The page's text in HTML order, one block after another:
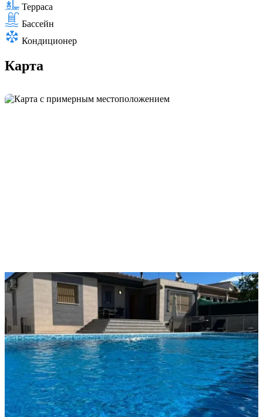
Терраса
Бассейн
Кондиционер
Карта